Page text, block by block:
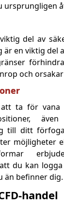
ursprungligen
del av
är en viktig del
och
ta för vana
till ditt
möjligheter
du kan
än befinner dig.
handel